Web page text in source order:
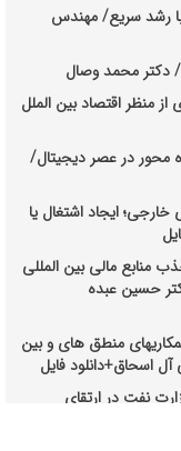
رشد سریع/ مهندس
دکتر محمد وصال
منظر اقتصاد بین الملل
محور در عصر دیجیتال/
ایجاد اشتغال یا
منابع مالی بین المللی
حسین عبده
منطق های و بین
اسحاق+دانلود فایل
نفت در ارتقای